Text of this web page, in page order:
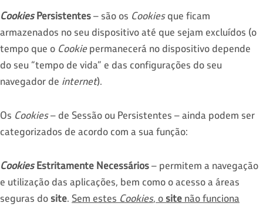
CookiesPersistentes– são os Cookiesque ficam
armazenados no seu dispositivo até que sejam excluídos (o
tempo que o Cookiepermanecerá no dispositivo depende
do seu “tempo de vida” e das configurações do seu
navegador de internet).
Os Cookies– de Sessão ou Persistentes – ainda podem ser
categorizados de acordo com a sua função:
CookiesEstritamente Necessários– permitem a navegação
e utilização das aplicações, bem como o acesso a áreas
seguras do site. Sem estes Cookies, o site não funciona